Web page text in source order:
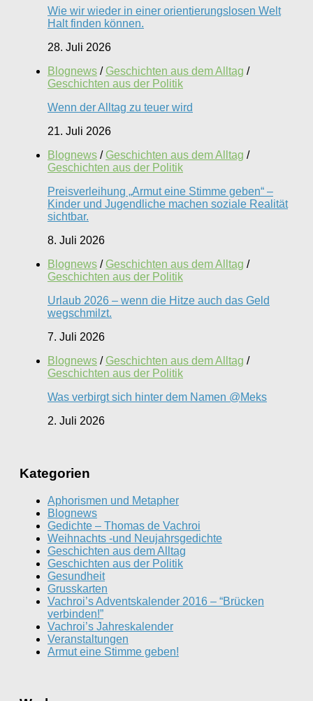
Wie wir wieder in einer orientierungslosen Welt
Halt finden können.
28. Juli 2026
Blognews / Geschichten aus dem Alltag /
Geschichten aus der Politik
Wenn der Alltag zu teuer wird
21. Juli 2026
Blognews / Geschichten aus dem Alltag /
Geschichten aus der Politik
Preisverleihung „Armut eine Stimme geben“ –
Kinder und Jugendliche machen soziale Realität
sichtbar.
8. Juli 2026
Blognews / Geschichten aus dem Alltag /
Geschichten aus der Politik
Urlaub 2026 – wenn die Hitze auch das Geld
wegschmilzt.
7. Juli 2026
Blognews / Geschichten aus dem Alltag /
Geschichten aus der Politik
Was verbirgt sich hinter dem Namen @Meks
2. Juli 2026
Kategorien
Aphorismen und Metapher
Blognews
Gedichte – Thomas de Vachroi
Weihnachts -und Neujahrsgedichte
Geschichten aus dem Alltag
Geschichten aus der Politik
Gesundheit
Grusskarten
Vachroi’s Adventskalender 2016 – “Brücken
verbinden!”
Vachroi’s Jahreskalender
Veranstaltungen
Armut eine Stimme geben!